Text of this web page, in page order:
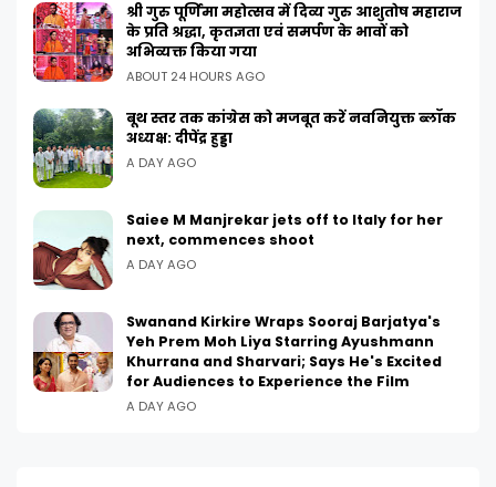
श्री गुरु पूर्णिमा महोत्सव में दिव्य गुरु आशुतोष महाराज
के प्रति श्रद्धा, कृतज्ञता एवं समर्पण के भावों को
अभिव्यक्त किया गया
ABOUT 24 HOURS AGO
बूथ स्तर तक कांग्रेस को मजबूत करें नवनियुक्त ब्लॉक
अध्यक्ष: दीपेंद्र हुड्डा
A DAY AGO
Saiee M Manjrekar jets off to Italy for her
next, commences shoot
A DAY AGO
Swanand Kirkire Wraps Sooraj Barjatya's
Yeh Prem Moh Liya Starring Ayushmann
Khurrana and Sharvari; Says He's Excited
for Audiences to Experience the Film
A DAY AGO